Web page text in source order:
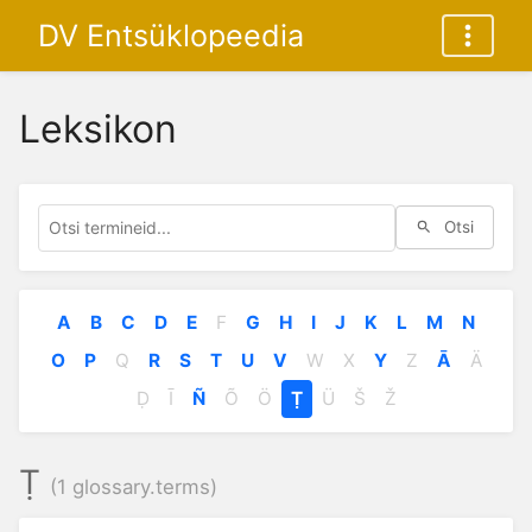
DV Entsüklopeedia
Leksikon
Otsi
A B C D E F G H I J K L M
N
O
P Q R S T U V W X Y Z Ā
Ä
Ḍ
Ī Ñ Õ Ö Ṭ Ü Š Ž
Ṭ (1 glossary.terms)